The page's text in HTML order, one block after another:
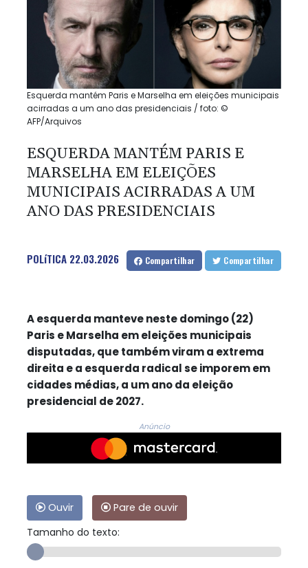
Esquerda mantém Paris e Marselha em eleições municipais
acirradas a um ano das presidenciais / foto: ©
AFP/Arquivos
ESQUERDA MANTÉM PARIS E
MARSELHA EM ELEIÇÕES
MUNICIPAIS ACIRRADAS A UM
ANO DAS PRESIDENCIAIS
POLíTICA 22.03.2026 Compartilhar Compartilhar
A esquerda manteve neste domingo (22)
Paris e Marselha em eleições municipais
disputadas, que também viram a extrema
direita e a esquerda radical se imporem em
cidades médias, a um ano da eleição
presidencial de 2027.
Anúncio
Ouvir
Pare de ouvir
Tamanho do texto: